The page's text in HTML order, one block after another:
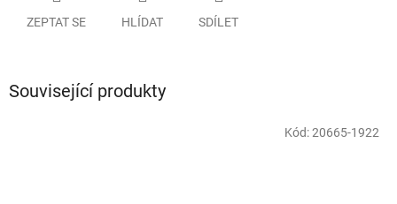
ZEPTAT SE HLÍDAT SDÍLET
Související produkty
Kód:20665-1922